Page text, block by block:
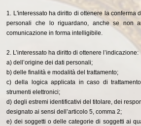
1. L'interessato ha diritto di ottenere la conferma
personali che lo riguardano, anche se non
comunicazione in forma intelligibile.
2. L’interessato ha diritto di ottenere l’indicazione:
a) dell’origine dei dati personali;
b) delle finalità e modalità del trattamento;
c) della logica applicata in caso di
strumenti elettronici;
d) degli estremi identificativi del titolare, dei
designato ai sensi dell’articolo 5, comma 2;
e) dei soggetti o delle categorie di soggetti ai